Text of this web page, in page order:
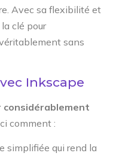
Avec sa flexibilité et
clé pour
sans
Inkscape
considérablement
comment :
simplifiée qui rend la